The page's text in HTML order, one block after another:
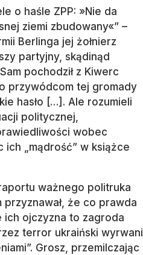
o haśle ZPP: »Nie da
ziemi zbudowany«” –
Berlinga jej żołnierz
partyjny, skądinąd
pochodził z Kiwerc
przywódcom tej gromady
hasło […]. Ale rozumieli
politycznej,
wobec
ich „mądrość” w książce
ważnego politruka
że co prawda
ich ojczyzna to zagroda
terror ukraiński wyrwani
Grosz, przemilczając